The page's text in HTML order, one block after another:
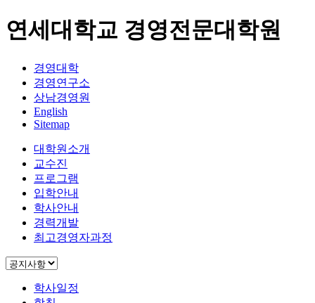
연세대학교 경영전문대학원
경영대학
경영연구소
상남경영원
English
Sitemap
대학원소개
교수진
프로그램
입학안내
학사안내
경력개발
최고경영자과정
학사일정